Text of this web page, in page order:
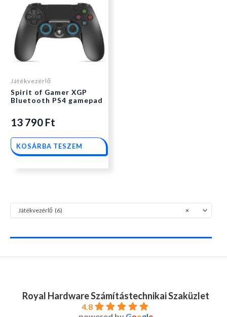
×
Játékvezérlő (6)
Játékvezérlő
Spirit of Gamer XGP
Bluetooth PS4 gamepad
13 790 Ft
KOSÁRBA TESZEM
Royal Hardware Számítástechnikai Szaküzlet
4.8